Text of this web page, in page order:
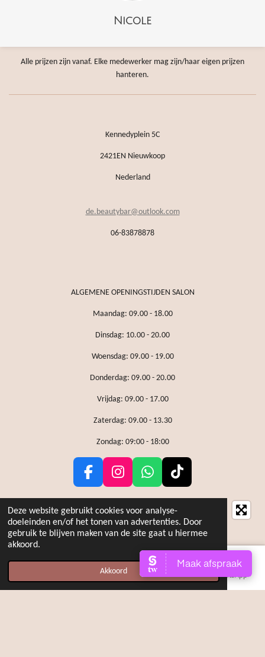
Deze website gebruikt cookies voor analyse-
doeleinden en/of het tonen van advertenties. Door
gebruik te blijven maken van de site gaat u hiermee
akkoord.
Akkoord
Nicole
Alle prijzen zijn vanaf. Elke medewerker mag zijn/haar eigen prijzen
hanteren.
Kennedyplein 5C
2421EN Nieuwkoop
Nederland
de.beautybar@outlook.com
06-83878878
ALGEMENE OPENINGSTIJDEN SALON
Maandag: 09.00 - 18.00
Dinsdag: 10.00 - 20.00
Woensdag: 09.00 - 19.00
Donderdag: 09.00 - 20.00
Vrijdag: 09.00 - 17.00
Zaterdag: 09.00 - 13.30
Zondag: 09:00 - 18:00
F
c
e
b
o
I
s
t
a
r
m
W
a
t
s
A
p
p
T
T
o
k
Telefoonnummer